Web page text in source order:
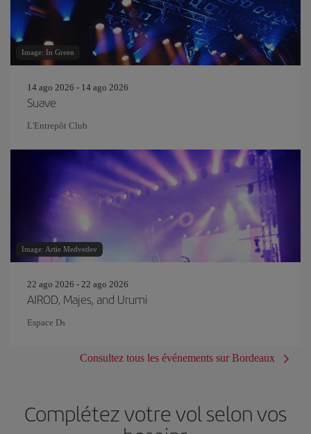
Image: In Green
14 ago 2026 - 14 ago 2026
Suave
L'Entrepôt Club
Image: Artie Medvedev
22 ago 2026 - 22 ago 2026
AIROD, Majes, and Urumi
Espace Ds
Consultez tous les événements sur Bordeaux
Complétez votre vol selon vos